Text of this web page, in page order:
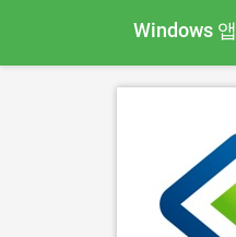
Windows 앱